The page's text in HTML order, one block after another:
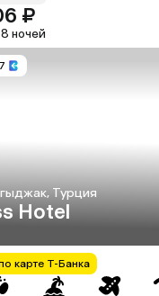
₽
8 ночей
Турция
Hotel
карте Т-Банка